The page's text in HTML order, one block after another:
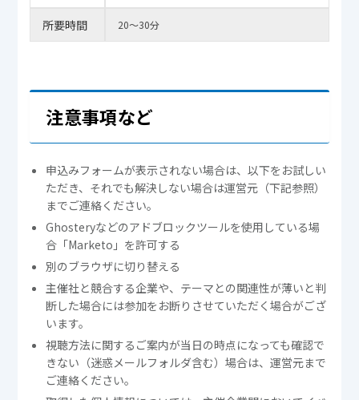
所要時間 20～30分
注意事項など
申込みフォームが表示されない場合は、以下をお試しい
ただき、それでも解決しない場合は運営元（下記参照）
までご連絡ください。
Ghosteryなどのアドブロックツールを使用している場
合「Marketo」を許可する
別のブラウザに切り替える
主催社と競合する企業や、テーマとの関連性が薄いと判
断した場合には参加をお断りさせていただく場合がござ
います。
視聴方法に関するご案内が当日の時点になっても確認で
きない（迷惑メールフォルダ含む）場合は、運営元まで
ご連絡ください。